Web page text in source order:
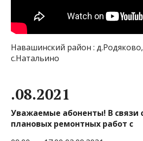
Навашинский район :
с.Натальино
.08.2021
Уважаемые абоненты! В связи
плановых ремонтных работ с